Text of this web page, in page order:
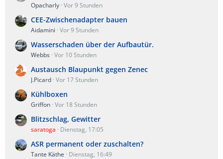
Opacharly Vor 9 Stunden
CEE-Zwischenadapter bauen
Aidamini Vor 9 Stunden
Wasserschaden über der Aufbautür.
Webbs Vor 10 Stunden
Austausch Blaupunkt gegen Zenec
J.Picard Vor 17 Stunden
Kühlboxen
Griffon Vor 18 Stunden
Blitzschlag, Gewitter
saratoga Dienstag, 17:05
ASR permanent oder zuschalten?
Tante Käthe Dienstag, 16:49